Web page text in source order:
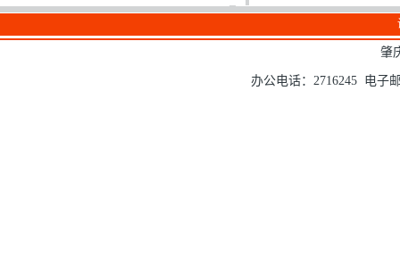
肇
办公电话：2716245 电子